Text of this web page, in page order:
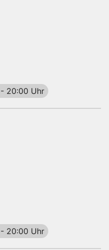
- 20:00 Uhr
- 20:00 Uhr